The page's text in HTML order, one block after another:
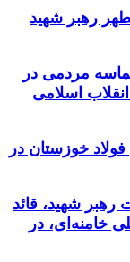
رهبر شهید
مردمی در
اسلامی
خوزستان در
شهید، قائد
خامنه‌ای، در